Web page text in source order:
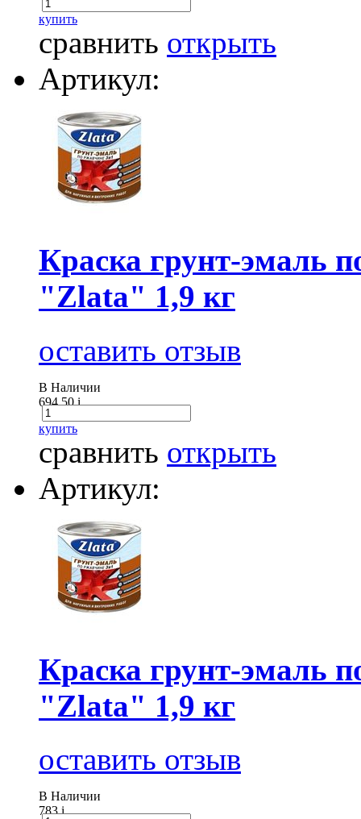
купить
сравнить открыть
Артикул:
Краска грунт-эмаль
"Zlata" 1,9 кг
оставить отзыв
В Наличии
694.50i
купить
сравнить открыть
Артикул:
Краска грунт-
"Zlata" 1,9 кг
оставить отзыв
В Наличии
783i